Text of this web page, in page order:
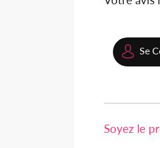
Se
Soyez le